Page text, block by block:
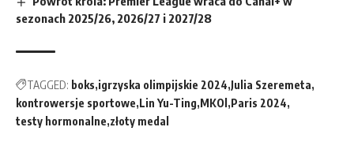
sezonach 2025/26, 2026/27 i 2027/28
TAGGED: boks igrzyska olimpijskie 2024 Julia Szeremeta
kontrowersje sportowe Lin Yu-Ting MKOl Paris 2024
testy hormonalne złoty medal